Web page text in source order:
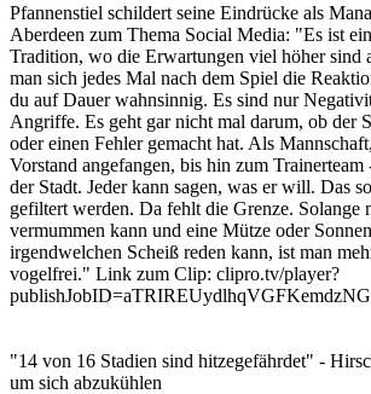
Pfannenstiel schildert seine Eindrücke als
Aberdeen zum Thema Social Media: "Es ist
Tradition, wo die Erwartungen viel höher sind
man sich jedes Mal nach dem Spiel die
du auf Dauer wahnsinnig. Es sind nur
Angriffe. Es geht gar nicht mal darum, ob der
oder einen Fehler gemacht hat. Als
Vorstand angefangen, bis hin zum
der Stadt. Jeder kann sagen, was er will. Das
gefiltert werden. Da fehlt die Grenze. Solange
vermummen kann und eine Mütze oder
irgendwelchen Scheiß reden kann, ist man
vogelfrei." Link zum Clip: clipro.tv/player?
"14 von 16 Stadien sind hitzegefährdet" -
um sich abzukühlen